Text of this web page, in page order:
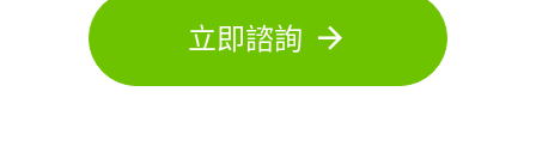
立即諮詢